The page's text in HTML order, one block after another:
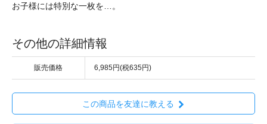
お子様には特別な一枚を…。
その他の詳細情報
販売価格 6,985円(税635円)
この商品を友達に教える